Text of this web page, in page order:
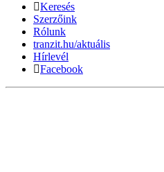
Keresés
Szerzőink
Rólunk
tranzit.hu/aktuális
Hírlevél
Facebook